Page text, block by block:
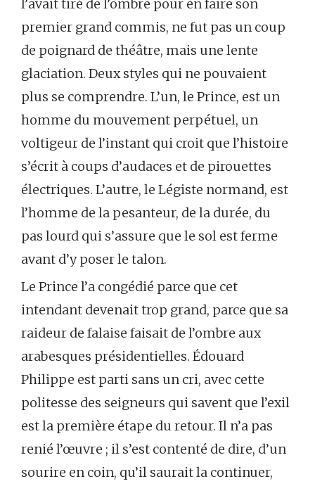
l’avait tiré de l’ombre pour en faire son
premier grand commis, ne fut pas un coup
de poignard de théâtre, mais une lente
glaciation. Deux styles qui ne pouvaient
plus se comprendre. L’un, le Prince, est un
homme du mouvement perpétuel, un
voltigeur de l’instant qui croit que l’histoire
s’écrit à coups d’audaces et de pirouettes
électriques. L’autre, le Légiste normand, est
l’homme de la pesanteur, de la durée, du
pas lourd qui s’assure que le sol est ferme
avant d’y poser le talon.
Le Prince l’a congédié parce que cet
intendant devenait trop grand, parce que sa
raideur de falaise faisait de l’ombre aux
arabesques présidentielles. Édouard
Philippe est parti sans un cri, avec cette
politesse des seigneurs qui savent que l’exil
est la première étape du retour. Il n’a pas
renié l’œuvre ; il s’est contenté de dire, d’un
sourire en coin, qu’il saurait la continuer,